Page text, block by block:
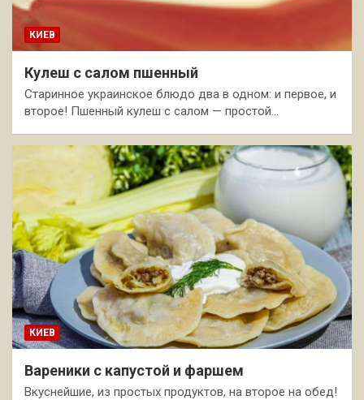
КИЕВ
Кулеш с салом пшенный
Старинное украинское блюдо два в одном: и первое, и
второе! Пшенный кулеш с салом — простой…
КИЕВ
Вареники с капустой и фаршем
Вкуснейшие, из простых продуктов, на второе на обед!